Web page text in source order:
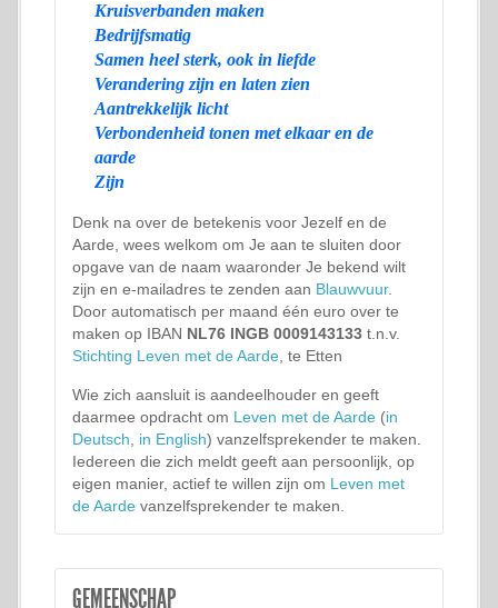
Kruisverbanden maken
Bedrijfsmatig
Samen heel sterk, ook in liefde
Verandering zijn en laten zien
Aantrekkelijk licht
Verbondenheid tonen met elkaar en de
aarde
Zijn
Denk na over de betekenis voor Jezelf en de
Aarde, wees welkom om Je aan te sluiten door
opgave van de naam waaronder Je bekend wilt
zijn en e-mailadres te zenden aan Blauwvuur.
Door automatisch per maand één euro over te
maken op IBAN NL76 INGB 0009143133 t.n.v.
Stichting Leven met de Aarde , te Etten
Wie zich aansluit is aandeelhouder en geeft
daarmee opdracht om Leven met de Aarde (in
Deutsch
in English) vanzelfsprekender te maken.
Iedereen die zich meldt geeft aan persoonlijk, op
eigen manier, actief te willen zijn om Leven met
de Aarde vanzelfsprekender te maken.
GEMEENSCHAP